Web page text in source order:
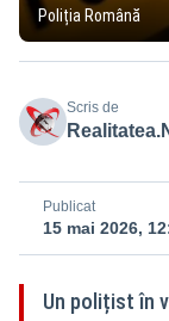
Poliția Română
Scris de
Publicat
15 mai 2026,
Un polițist în